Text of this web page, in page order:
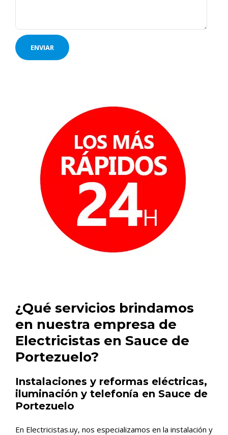
¿Qué servicios brindamos
en nuestra empresa de
Electricistas en Sauce de
Portezuelo?
Instalaciones y reformas eléctricas,
iluminación y telefonía en Sauce de
Portezuelo
En Electricistas.uy, nos especializamos en la instalación y